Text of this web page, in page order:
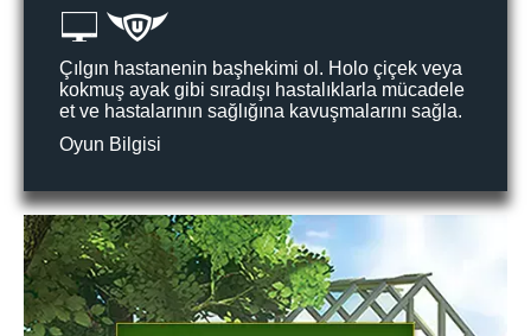
Çılgın hastanenin başhekimi ol. Holo çiçek veya
kokmuş ayak gibi sıradışı hastalıklarla mücadele
et ve hastalarının sağlığına kavuşmalarını sağla.
Oyun Bilgisi